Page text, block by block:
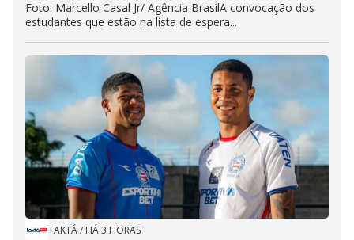
Foto: Marcello Casal Jr/ Agência BrasilA convocação dos
estudantes que estão na lista de espera...
TAKTÁ/ HÁ 3 HORAS